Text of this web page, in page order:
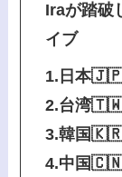
Iraが踏破
イブ
1.日本
2.台湾
3.韓国
4.中国